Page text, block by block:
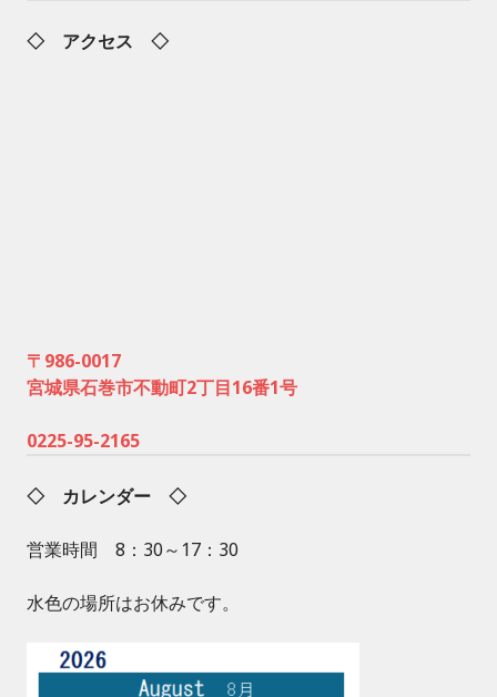
◇ アクセス ◇
〒986-0017
宮城県石巻市不動町2丁目16番1号
0225-95-2165
◇ カレンダー ◇
営業時間 8：30～17：30
水色の場所はお休みです。